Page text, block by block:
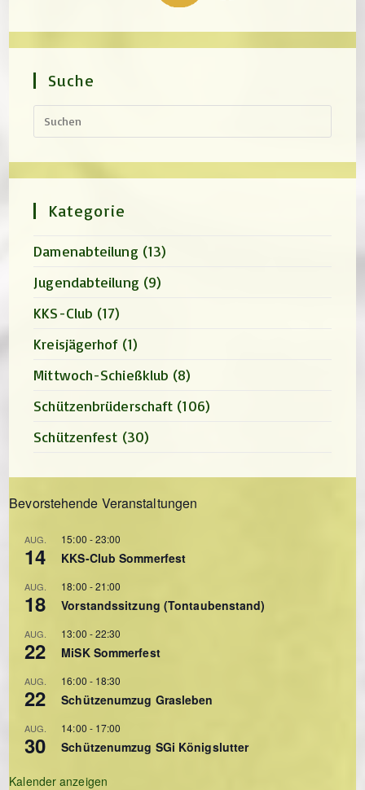
Suche
Kategorie
Damenabteilung (13)
Jugendabteilung (9)
KKS-Club (17)
Kreisjägerhof (1)
Mittwoch-Schießklub (8)
Schützenbrüderschaft (106)
Schützenfest (30)
Bevorstehende Veranstaltungen
AUG.
14
15:00 -23:00
KKS-Club Sommerfest
AUG.
18
18:00 -21:00
Vorstandssitzung (Tontaubenstand)
AUG.
22
13:00 -22:30
MiSK Sommerfest
AUG.
22
16:00 - 18:30
Schützenumzug Grasleben
AUG.
30
14:00 - 17:00
Schützenumzug SGi Königslutter
Kalender anzeigen